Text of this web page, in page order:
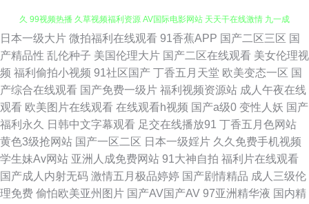
成人av在线网站 国产色一色 人人超超碰 豆花在线免费社区 国产成人精品久
久 99视频热播 久草视频福利资源 AV国际电影网站 天天干在线激情 九一成
人秘网 尤物com 日本足交视频 国产操女人 久草网站欧美 韩国激情视频网站
超碰大香蕉伊人 91宅男网 熟女丝袜 日本色情 狠狠操综合网 日韩高清第一页
欧美中文视频 91黄色网入口 久久国产 欧美AAV 狠狠的日天天干 国产色图专
日本一级大片 微拍福利在线观看 91香蕉APP 国产二区三区 国
产精品性 乱伦种子 美国伦理大片 国产二区在线观看 美女伦理视
频 福利偷拍小视频 91社区国产 丁香五月天堂 欧美变态一区 国
产综合在线观看 国产免费一级片 福利视频资源站 成人午夜在线
观看 欧美图片在线观看 在线观看h视频 国产a级0 变性人妖 国产
福利永久
日韩中文字幕观看 足交在线播放91 丁香五月色网站
黄色3级抢网站 国产一区二区 日本一级婬片 久久免费手机视频
学生妹Av网站 亚洲人成免费网站 91大神自拍 福利片在线观看
国产成人内射无码 激情五月极品婷婷 国产剧情精品 成人三级伦
理免费 偷怕欧美亚州图片 国产AV国产AV 97亚洲精华液 国内精